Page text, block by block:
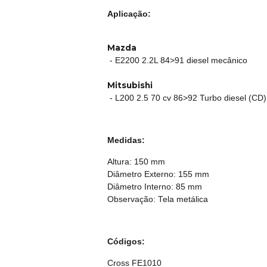
Aplicação:
Mazda
- E2200 2.2L 84>91 diesel mecânico
Mitsubishi
- L200 2.5 70 cv 86>92 Turbo diesel
Medidas:
Altura: 150 mm
Diâmetro Externo: 155 mm
Diâmetro Interno: 85 mm
Observação: Tela metálica
Códigos:
Cross FE1010